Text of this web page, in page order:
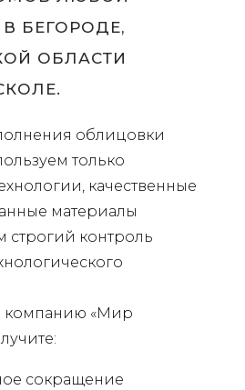
БЕГОРОДЕ,
ОБЛАСТИ
облицовки
только
качественные
материалы
строгий контроль
компанию «Мир
сокращение